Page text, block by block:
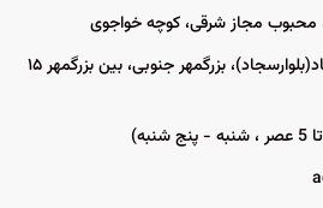
محبوب مجاز شرقی، کوچه خواجوی
آدرس: مشهد، بلوارملک آباد(بلوارسجاد)، بزرگمهر جنوبی، بین بزرگمهر ۱۵